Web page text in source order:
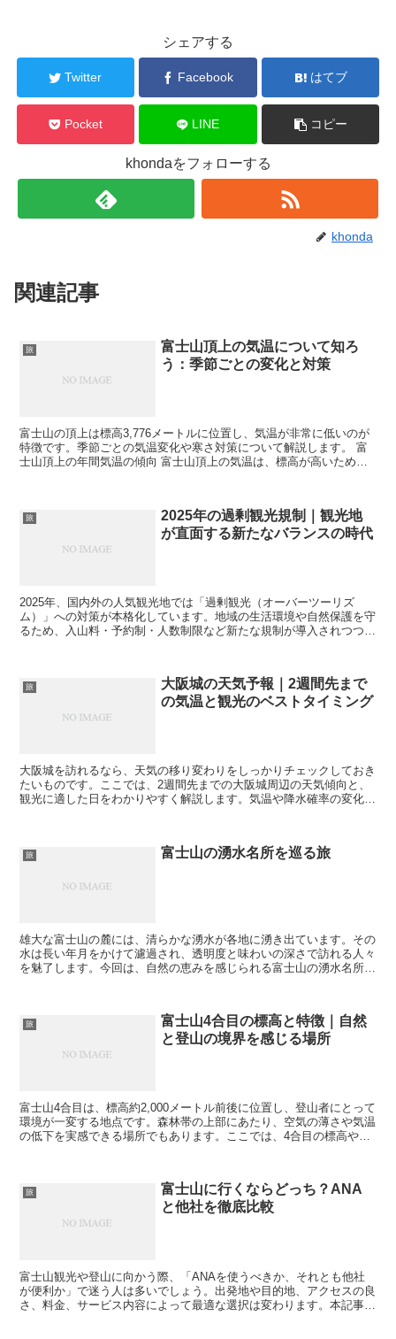
シェアする
Twitter Facebook はてブ
Pocket LINE コピー
khondaをフォローする
khonda
関連記事
旅
富士山頂上の気温について知ろ
う：季節ごとの変化と対策
富士山の頂上は標高3,776メートルに位置し、気温が非常に低いのが
特徴です。季節ごとの気温変化や寒さ対策について解説します。 富
士山頂上の年間気温の傾向 富士山頂上の気温は、標高が高いため年
旅
2025年の過剰観光規制｜観光地
が直面する新たなバランスの時代
2025年、国内外の人気観光地では「過剰観光（オーバーツーリズ
ム）」への対策が本格化しています。地域の生活環境や自然保護を守
るため、入山料・予約制・人数制限など新たな規制が導入されつつあ
旅
大阪城の天気予報｜2週間先まで
の気温と観光のベストタイミング
大阪城を訪れるなら、天気の移り変わりをしっかりチェックしておき
たいものです。ここでは、2週間先までの大阪城周辺の天気傾向と、
観光に適した日をわかりやすく解説します。気温や降水確率の変化を
旅 富士山の湧水名所を巡る旅
雄大な富士山の麓には、清らかな湧水が各地に湧き出ています。その
水は長い年月をかけて濾過され、透明度と味わいの深さで訪れる人々
を魅了します。今回は、自然の恵みを感じられる富士山の湧水名所を
旅
富士山4合目の標高と特徴｜自然
と登山の境界を感じる場所
富士山4合目は、標高約2,000メートル前後に位置し、登山者にとって
環境が一変する地点です。森林帯の上部にあたり、空気の薄さや気温
の低下を実感できる場所でもあります。ここでは、4合目の標高や気
旅
富士山に行くならどっち？ANA
と他社を徹底比較
富士山観光や登山に向かう際、「ANAを使うべきか、それとも他社
が便利か」で迷う人は多いでしょう。出発地や目的地、アクセスの良
さ、料金、サービス内容によって最適な選択は変わります。本記事で